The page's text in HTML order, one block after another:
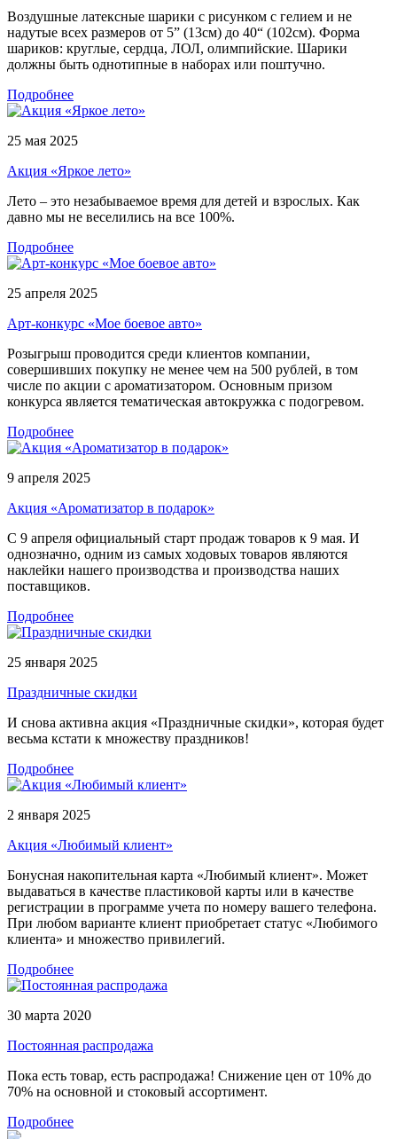
Воздушные латексные шарики с рисунком с гелием и не
надутые всех размеров от 5” (13см) до 40“ (102см). Форма
шариков: круглые, сердца, ЛОЛ, олимпийские. Шарики
должны быть однотипные в наборах или поштучно.
Подробнее
25 мая 2025
Акция «Яркое лето»
Лето – это незабываемое время для детей и взрослых. Как
давно мы не веселились на все 100%.
Подробнее
25 апреля 2025
Арт-конкурс «Мое боевое авто»
Розыгрыш проводится среди клиентов компании,
совершивших покупку не менее чем на 500 рублей, в том
числе по акции с ароматизатором. Основным призом
конкурса является тематическая автокружка с подогревом.
Подробнее
9 апреля 2025
Акция «Ароматизатор в подарок»
С 9 апреля официальный старт продаж товаров к 9 мая. И
однозначно, одним из самых ходовых товаров являются
наклейки нашего производства и производства наших
поставщиков.
Подробнее
25 января 2025
Праздничные скидки
И снова активна акция «Праздничные скидки», которая будет
весьма кстати к множеству праздников!
Подробнее
2 января 2025
Акция «Любимый клиент»
Бонусная накопительная карта «Любимый клиент». Может
выдаваться в качестве пластиковой карты или в качестве
регистрации в программе учета по номеру вашего телефона.
При любом варианте клиент приобретает статус «Любимого
клиента» и множество привилегий.
Подробнее
30 марта 2020
Постоянная распродажа
Пока есть товар, есть распродажа! Снижение цен от 10% до
70% на основной и стоковый ассортимент.
Подробнее